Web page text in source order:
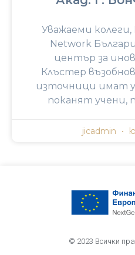
Уважаеми
Network
център за
Клъстер
източници имат
поканят учени,
jicadmin
© 2023 Всички